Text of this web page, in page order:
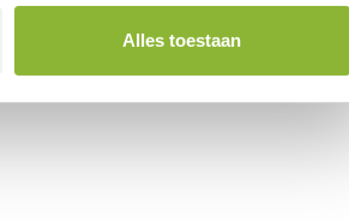
Alles toestaan